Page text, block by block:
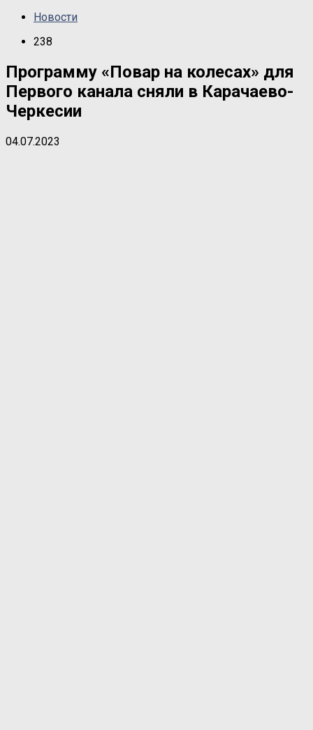
Новости
238
Программу «Повар на колесах» для
Первого канала сняли в Карачаево-
Черкесии
04.07.2023